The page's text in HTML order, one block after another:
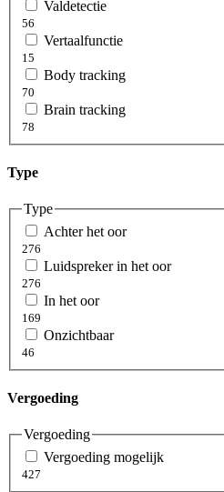
Valdetectie
56
Vertaalfunctie
15
Body tracking
70
Brain tracking
78
Type
Type
Achter het oor
276
Luidspreker in het oor
276
In het oor
169
Onzichtbaar
46
Vergoeding
Vergoeding
Vergoeding mogelijk
427